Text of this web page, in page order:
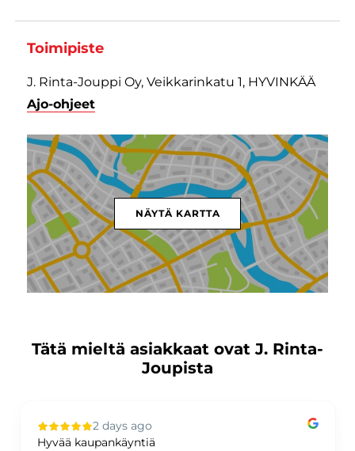
Toimipiste
J. Rinta-Jouppi Oy, Veikkarinkatu 1, HYVINKÄÄ
Ajo-ohjeet
NÄYTÄ KARTTA
Tätä mieltä asiakkaat ovat J. Rinta-
Joupista
2 days ago
Hyvää kaupankäyntiä